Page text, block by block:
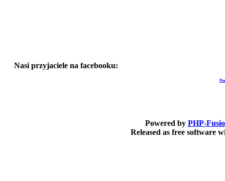
Nasi przyjaciele na facebooku:
Powered by PHP-
Released as free software